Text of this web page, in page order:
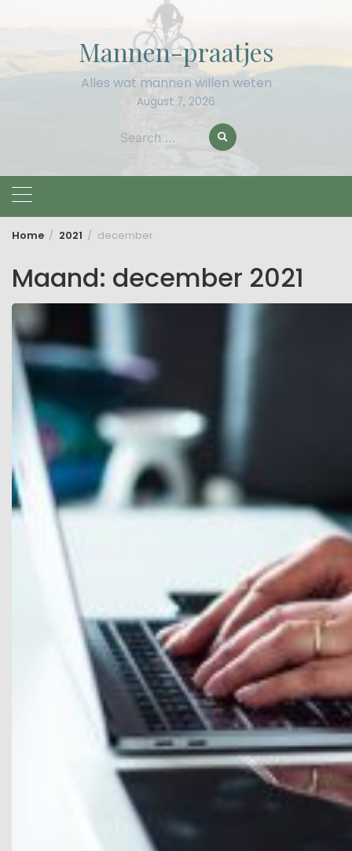
Mannen-praatjes
Alles wat mannen willen weten
August 7, 2026
Search
Home 2021 december
Maand: december 2021